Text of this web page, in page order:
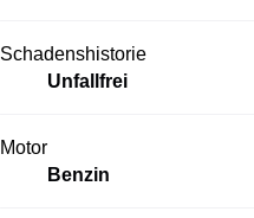
Schadenshistorie
Unfallfrei
Motor
Benzin